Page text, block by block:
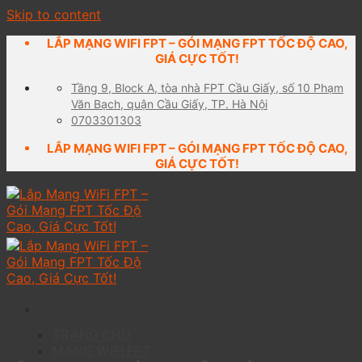
Skip to content
LẮP MẠNG WIFI FPT – GÓI MẠNG FPT TỐC ĐỘ CAO,
GIÁ CỰC TỐT!
Tầng 9, Block A, tòa nhà FPT Cầu Giấy, số 10 Phạm
Văn Bạch, quận Cầu Giấy, TP. Hà Nội
0703301303
LẮP MẠNG WIFI FPT – GÓI MẠNG FPT TỐC ĐỘ CAO,
GIÁ CỰC TỐT!